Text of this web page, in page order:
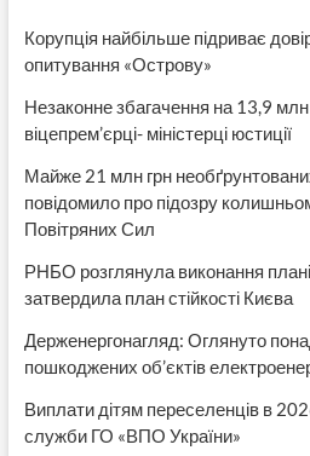
Корупція найбільше підриває
опитування «Острову»
Незаконне збагачення на 13,9 млн
віцепрем’єрці- міністерці юстиції
Майже 21 млн грн
повідомило про підозру
Повітряних Сил
РНБО розглянула виконання планів
затвердила план стійкості Києва
Держенергонагляд: Оглянуто
пошкоджених об’єктів
Виплати дітям переселенців в
служби ГО «ВПО України»